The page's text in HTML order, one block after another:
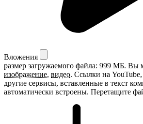
Вложения
размер загружаемого файла: 999 МБ. Вы
изображение, видео. Ссылки на
другие сервисы, вставленные в текст
автоматически встроены. Перетащите